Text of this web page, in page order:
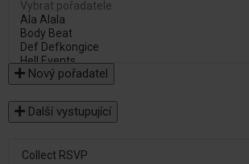
Nový pořadatel
Další vystupující